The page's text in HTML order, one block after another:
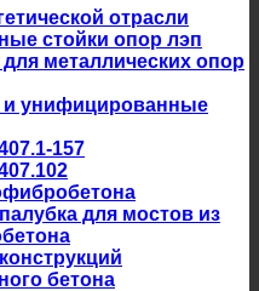
отрасли
стойки опор лэп
металлических опор
унифицированные
157
для мостов из
бетона